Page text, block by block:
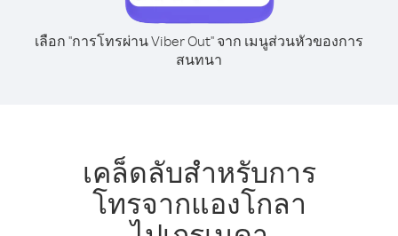
เลือก "การโทรผ่าน Viber Out" จาก เมนูส่วนหัวของการ
สนทนา
เคล็ดลับสำหรับการ
โทรจากแองโกลา